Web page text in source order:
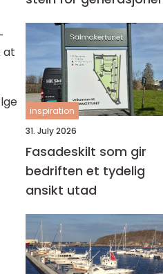
at
inspiration
31. July 2026
Fasadeskilt som gir
bedriften et tydelig
ansikt utad